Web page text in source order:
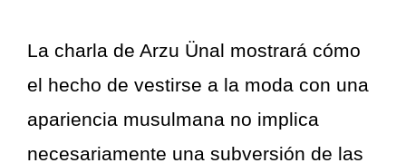
La charla de Arzu Ünal mostrará cómo
el hecho de vestirse a la moda con una
apariencia musulmana no implica
necesariamente una subversión de las